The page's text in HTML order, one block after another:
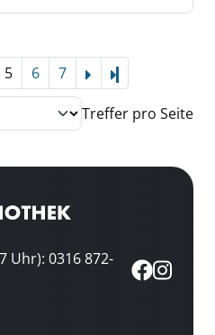
5 6 7
Treffer pro Seite
Uhr): 0316 872-